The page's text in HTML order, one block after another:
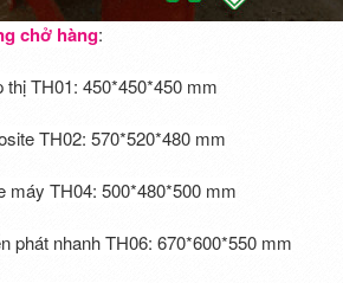
chở hàng:
thị TH01: 450*450*450 mm
TH02: 570*520*480 mm
máy TH04: 500*480*500 mm
phát nhanh TH06: 670*600*550 mm